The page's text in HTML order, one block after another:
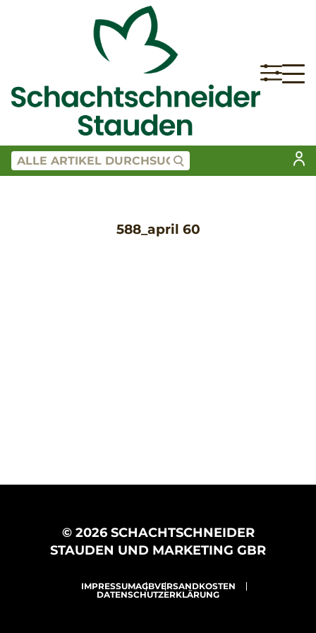
588_april 60
© 2026 SCHACHTSCHNEIDER
STAUDEN UND MARKETING GBR
IMPRESSUMAGBVERSANDKOSTEN
DATENSCHUTZERKLÄRUNG